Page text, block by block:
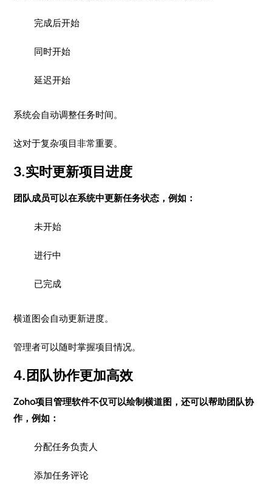
完成后开始
同时开始
延迟开始
系统会自动调整任务时间。
这对于复杂项目非常重要。
3.实时更新项目进度
团队成员可以在系统中更新任务状态，例如：
未开始
进行中
已完成
横道图会自动更新进度。
管理者可以随时掌握项目情况。
4.团队协作更加高效
Zoho项目管理软件不仅可以绘制横道图，还可以帮助团队协
作，例如：
分配任务负责人
添加任务评论